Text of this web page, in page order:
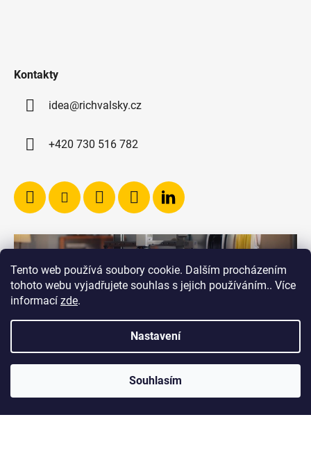
Tento web používá soubory cookie. Dalším procházením
tohoto webu vyjadřujete souhlas s jejich používáním.. Více
informací zde.
Nastavení
Souhlasím
Kontakty
idea@richvalsky.cz
+420 730 516 782
Copyright 2026RICHVALSKY MANUFACTURING.